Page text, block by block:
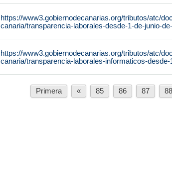
https://www3.gobiernodecanarias.org/tributos/atc/
canaria/transparencia-laborales-desde-1-de-junio-
https://www3.gobiernodecanarias.org/tributos/atc/
canaria/transparencia-laborales-informaticos-
Primera « 85 86 87 88